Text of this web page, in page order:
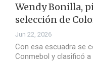
Wendy Bonilla,
selección de
Jun 22, 2026
Con esa escuadra se
Conmebol y clasificó a